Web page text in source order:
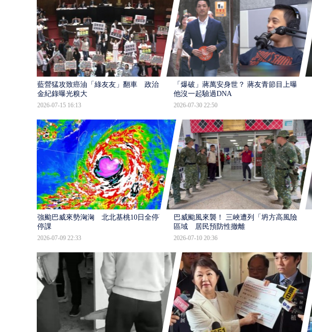
藍營猛攻致癌油「綠友友」翻車 政治獻
金紀錄曝光糗大
2026-07-15 16:13
「爆破」蔣萬安身世？ 蔣友青節目上曝：
他沒一起驗過DNA
2026-07-30 22:50
強颱巴威來勢洶洶 北北基桃10日全停班
停課
2026-07-09 22:33
巴威颱風來襲！ 三峽遭列「坍方高風險」
區域 居民預防性撤離
2026-07-10 20:36